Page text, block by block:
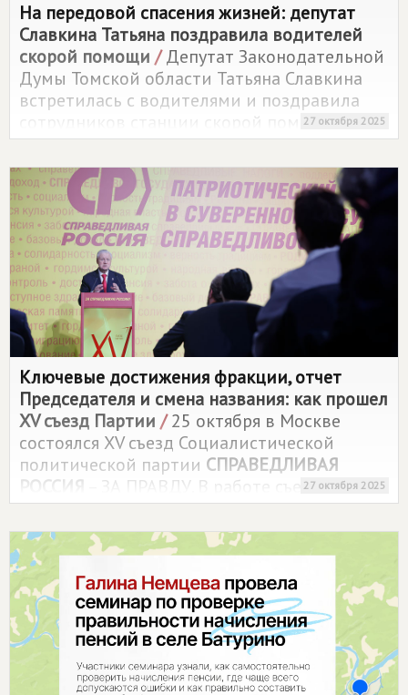
На передовой спасения жизней: депутат
Славкина Татьяна поздравила водителей
скорой помощи /Депутат Законодательной
Думы Томской области Татьяна Славкина
встретилась с водителями и поздравила
сотрудников станции скорой помощи с
профессиональным праздником.
27 октября 2025
Ключевые достижения фракции, отчет
Председателя и смена названия: как прошел
XV съезд Партии /25 октября в Москве
состоялся XV съезд Социалистической
политической партии СПРАВЕДЛИВАЯ
РОССИЯ – ЗА ПРАВДУ. В работе съезда также
участвовала томская делегация.
27 октября 2025